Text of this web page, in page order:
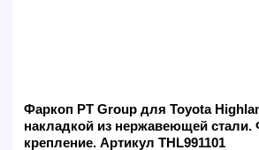
Фаркоп PT Group для Toyota
накладкой из нержавеющей стали.
крепление. Артикул THL991101